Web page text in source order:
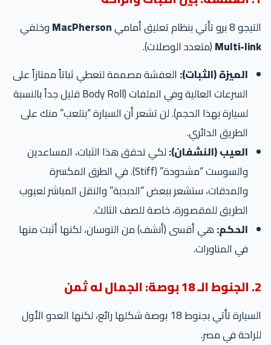
التيجو 8 برو تأتي بنظام تعليق أمامي MacPhersonوخلفي
Multi-link(متعدد الوصلات).
الميزة (الثبات): العفشة مصممة لتعطي ثباتاً ممتازاً على
السرعات العالية وفي الملفات (Body Roll قليل جداً بالنسبة
لسيارة بهذا الحجم). لن تشعر أن السيارة “بتلعب” منك على
الطريق الدائري.
العيب (النشفان):لكي تحقق هذا الثبات، المساعدين
والسوست “مشدودة” (Stiff). في الطرق المكسرة
والمدقات، ستشعر ببعض “الدبدبة” والنقل المباشر لعيوب
الطريق للمقصورة، خاصة للصف الثالث.
الحكم:هي أقسى (أنشف) من التوسان، لكنها أثبت منها
في المناورات.
2. الجنوط الـ 18 بوصة: الجمال له ثمن
السيارة تأتي بجنوط 18 بوصة شكلها رائع، لكنها العدو الأول
للراحة في مصر.